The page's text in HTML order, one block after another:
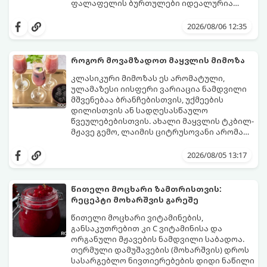
ფალაფელის ბურთულები იდეალურია
სალათებთან ერთად ან ტახინის (სესამის)
მდგომარეობს, რომ გამოიყენება
შეწვისას ფორმა იდეალურად შეინარჩუნოს
და არ დაიშალოს.
მომზადების დრო: 20 წუთი (დამატებით
მუხუდოს ჩალბობის დრო: 12-24 საათი)
შეწვის დრო: 10–15 წუთი ულუფა: 20–24 ცალი
ბურთულა (4–6 პორცია)
2026/08/06 12:35
როგორ მოვამზადოთ მაყვლის მიმოზა
კლასიკური მიმოზას ეს არომატული,
ულამაზესი იისფერი ვარიაცია ნამდვილი
მშვენებაა ბრანჩებისთვის, უქმეების
დილისთვის ან სადღესასწაულო
წვეულებებისთვის. ახალი მაყვლის ტკბილ-
მჟავე გემო, ლაიმის ციტრუსოვანი არომატი
საოცრად დახვეწილ და მაგრილებელ
და მის მომზადებას მინიმალური
პორცია
2026/08/05 13:17
წითელი მოცხარი ზამთრისთვის:
რეცეპტი მოხარშვის გარეშე
წითელი მოცხარი ვიტამინების,
განსაკუთრებით კი C ვიტამინისა და
ორგანული მჟავების ნამდვილი საბადოა.
თერმული დამუშავების (მოხარშვის) დროს
სასარგებლო ნივთიერებების დიდი ნაწილი